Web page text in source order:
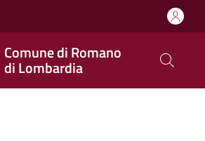
Comune di Romano
di Lombardia